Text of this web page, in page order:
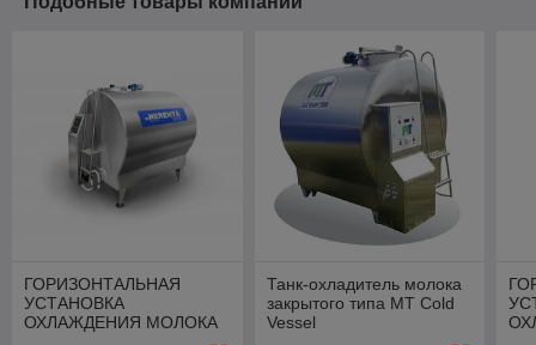
ГОРИЗОНТАЛЬНАЯ
УСТАНОВКА
ОХЛАЖДЕНИЯ МОЛОКА
Танк-охладитель молока
закрытого типа MT Cold
Vessel